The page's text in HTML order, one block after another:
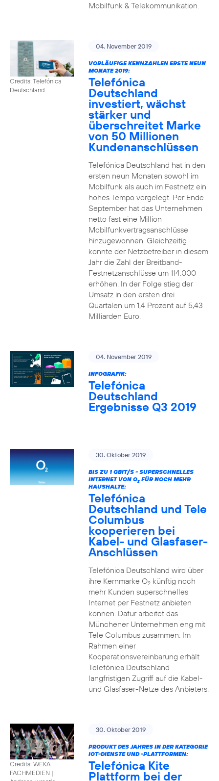
Mobilfunk & Telekommunikation.
Credits: Telefónica
Deutschland
04. November 2019
VORLÄUFIGE KENNZAHLEN ERSTE NEUN
MONATE 2019:
Telefónica
Deutschland
investiert, wächst
stärker und
überschreitet Marke
von 50 Millionen
Kundenanschlüssen
Telefónica Deutschland hat in den
ersten neun Monaten sowohl im
Mobilfunk als auch im Festnetz ein
hohes Tempo vorgelegt. Per Ende
September hat das Unternehmen
netto fast eine Million
Mobilfunkvertragsanschlüsse
hinzugewonnen. Gleichzeitig
konnte der Netzbetreiber in diesem
Jahr die Zahl der Breitband-
Festnetzanschlüsse um 114.000
erhöhen. In der Folge stieg der
Umsatz in den ersten drei
Quartalen um 1,4 Prozent auf 5,43
Milliarden Euro.
04. November 2019
INFOGRAFIK:
Telefónica
Deutschland
Ergebnisse Q3 2019
30. Oktober 2019
BIS ZU 1 GBIT/S - SUPERSCHNELLES
INTERNET VON O2FÜR NOCH MEHR
HAUSHALTE:
Telefónica
Deutschland und Tele
Columbus
kooperieren bei
Kabel- und Glasfaser-
Anschlüssen
Telefónica Deutschland wird über
ihre Kernmarke O2künftig noch
mehr Kunden superschnelles
Internet per Festnetz anbieten
können. Dafür arbeitet das
Münchener Unternehmen eng mit
Tele Columbus zusammen: Im
Rahmen einer
Kooperationsvereinbarung erhält
Telefónica Deutschland
langfristigen Zugriff auf die Kabel-
und Glasfaser-Netze des Anbieters.
Credits: WEKA
FACHMEDIEN |
30. Oktober 2019
PRODUKT DES JAHRES IN DER KATEGORIE
IOT-DIENSTE UND -PLATTFORMEN:
Telefónica Kite
Plattform bei der